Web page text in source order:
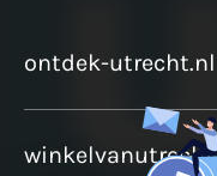
ontdek-utrecht.nl